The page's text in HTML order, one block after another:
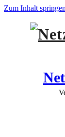
Zum Inhalt springen